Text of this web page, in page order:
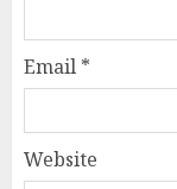
Email *
Website